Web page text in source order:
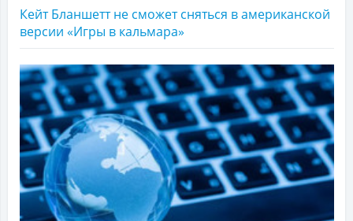
Кейт Бланшетт не сможет сняться в американской
версии «Игры в кальмара»